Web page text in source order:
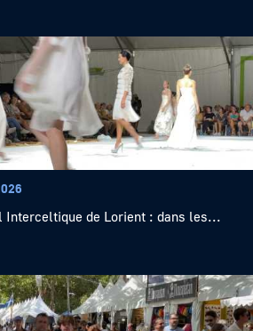
Interceltique de Lorient : dans les...